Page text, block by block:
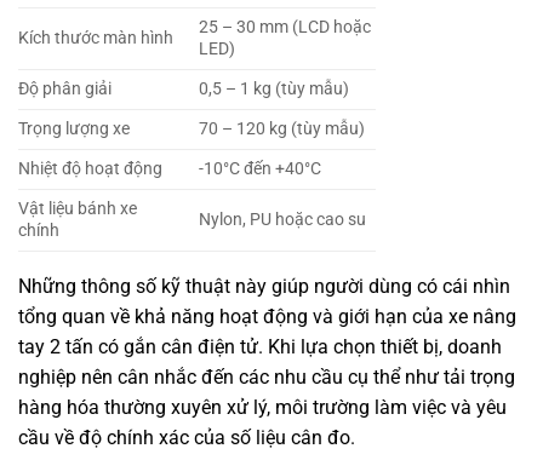
Kích thước màn hình
25 – 30 mm (LCD hoặc
LED)
Độ phân giải
0,5 – 1 kg (tùy mẫu)
Trọng lượng xe
70 – 120 kg (tùy mẫu)
Nhiệt độ hoạt động
-10°C đến +40°C
Vật liệu bánh xe
chính
Nylon, PU hoặc cao su
Những thông số kỹ thuật này giúp người dùng có cái nhìn
tổng quan về khả năng hoạt động và giới hạn của xe nâng
tay 2 tấn có gắn cân điện tử. Khi lựa chọn thiết bị, doanh
nghiệp nên cân nhắc đến các nhu cầu cụ thể như tải trọng
hàng hóa thường xuyên xử lý, môi trường làm việc và yêu
cầu về độ chính xác của số liệu cân đo.